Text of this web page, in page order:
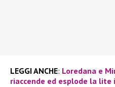
LEGGI ANCHE: Loredana e
riaccende ed esplode la